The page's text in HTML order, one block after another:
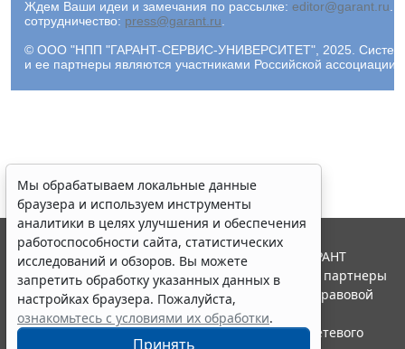
Ждем Ваши идеи и замечания по рассылке: editor@garant.ru.
сотрудничество: press@garant.ru.
© ООО "НПП "ГАРАНТ-СЕРВИС-УНИВЕРСИТЕТ", 2025. Система
и ее партнеры являются участниками Российской
Мы обрабатываем локальные данные
браузера и используем инструменты
аналитики в целях улучшения и обеспечения
работоспособности сайта, статистических
исследований и обзоров. Вы можете
запретить обработку указанных данных в
настройках браузера. Пожалуйста,
ознакомьтесь с условиями их обработки.
Принять
© ООО "НПП "ГАРАНТ-СЕРВИС", 2026. Система ГАРАНТ
выпускается с 1990 года. Компания "Гарант" и ее партнеры
являются участниками Российской ассоциации правовой
информации ГАРАНТ.
Портал ГАРАНТ.РУ зарегистрирован в качестве сетевого